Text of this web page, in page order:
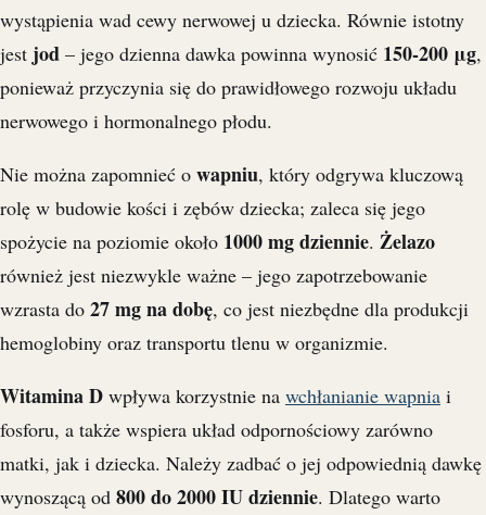
wystąpienia wad cewy nerwowej u dziecka. Równie istotny
jest jod – jego dzienna dawka powinna wynosić 150-200 μg,
ponieważ przyczynia się do prawidłowego rozwoju układu
nerwowego i hormonalnego płodu.
Nie można zapomnieć o wapniu, który odgrywa kluczową
rolę w budowie kości i zębów dziecka; zaleca się jego
spożycie na poziomie około 1000 mg dziennie. Żelazo
również jest niezwykle ważne – jego zapotrzebowanie
wzrasta do 27 mg na dobę, co jest niezbędne dla produkcji
hemoglobiny oraz transportu tlenu w organizmie.
Witamina D wpływa korzystnie na wchłanianie wapnia i
fosforu, a także wspiera układ odpornościowy zarówno
matki, jak i dziecka. Należy zadbać o jej odpowiednią dawkę
wynoszącą od 800 do 2000 IU dziennie. Dlatego warto